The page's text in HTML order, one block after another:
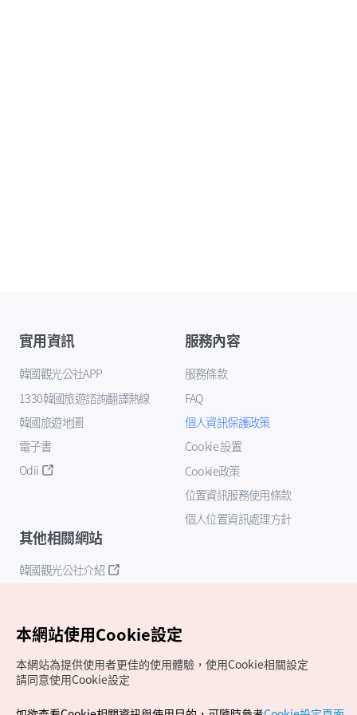
實用資訊
韓國觀光公社APP
1330韓國旅遊諮詢翻譯熱線
韓國旅遊地圖
電子書
Odii
服務內容
服務條款
FAQ
個人資訊保護政策
Cookie 設置
Cookie政策
位置資訊服務使用條款
個人位置資訊處理方針
其他相關網站
韓國觀光公社介紹
本網站使用Cookie設定
本網站為提供使用者更佳的使用體驗，使用Cookie相關設定
請同意使用Cookie設定